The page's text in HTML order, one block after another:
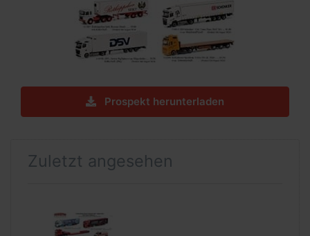
Prospekt herunterladen
Zuletzt angesehen